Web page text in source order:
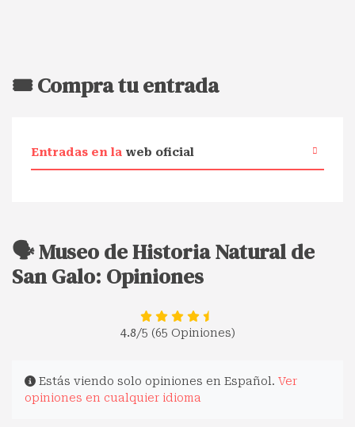
🎟️ Compra tu entrada
Entradas en la web oficial
🗣️ Museo de Historia Natural de
San Galo: Opiniones
4.8/5 (65 Opiniones)
Estás viendo solo opiniones en Español. Ver
opiniones en cualquier idioma